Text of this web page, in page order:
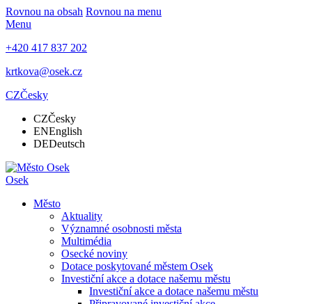
Rovnou na obsah Rovnou na menu
Menu
+420 417 837 202
krtkova@osek.cz
CZČesky
CZČesky
ENEnglish
DEDeutsch
Osek
Město
Aktuality
Významné osobnosti města
Multimédia
Osecké noviny
Dotace poskytované městem Osek
Investiční akce a dotace našemu městu
Investiční akce a dotace našemu městu